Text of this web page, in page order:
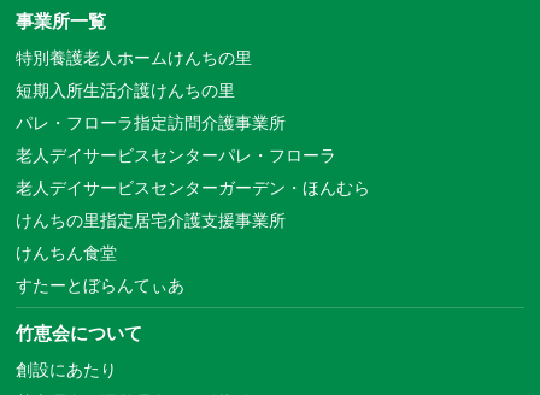
事業所一覧
特別養護老人ホームけんちの里
短期入所生活介護けんちの里
パレ・フローラ指定訪問介護事業所
老人デイサービスセンターパレ・フローラ
老人デイサービスセンターガーデン・ほんむら
けんちの里指定居宅介護支援事業所
けんちん食堂
すたーとぼらんてぃあ
竹恵会について
創設にあたり